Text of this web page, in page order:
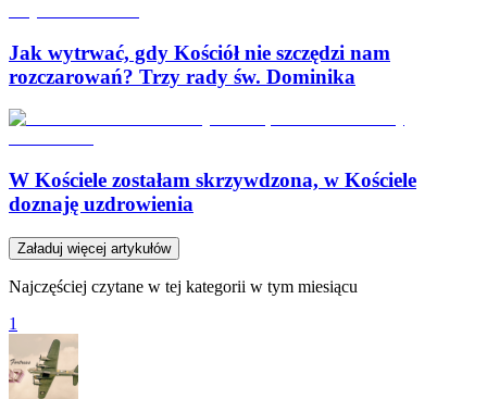
Jak wytrwać, gdy Kościół nie szczędzi nam
rozczarowań? Trzy rady św. Dominika
W Kościele zostałam skrzywdzona, w Kościele
doznaję uzdrowienia
Załaduj więcej artykułów
Najczęściej czytane w tej kategorii w tym miesiącu
1